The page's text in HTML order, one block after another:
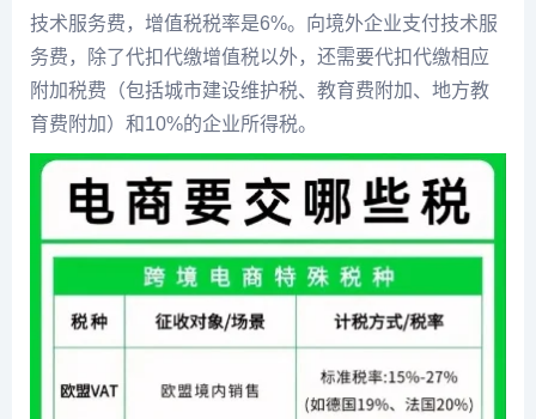
技术服务费，增值税税率是6%。向境外企业支付技术服
务费，除了代扣代缴增值税以外，还需要代扣代缴相应
附加税费（包括城市建设维护税、教育费附加、地方教
育费附加）和10%的企业所得税。